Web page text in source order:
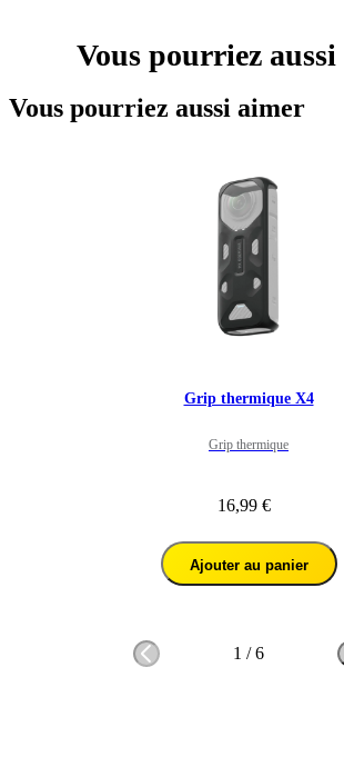
Vous pourriez
Vous pourriez aussi aimer
Grip thermique X4
Grip thermique
16,99 €
Ajouter au panier
1 /6